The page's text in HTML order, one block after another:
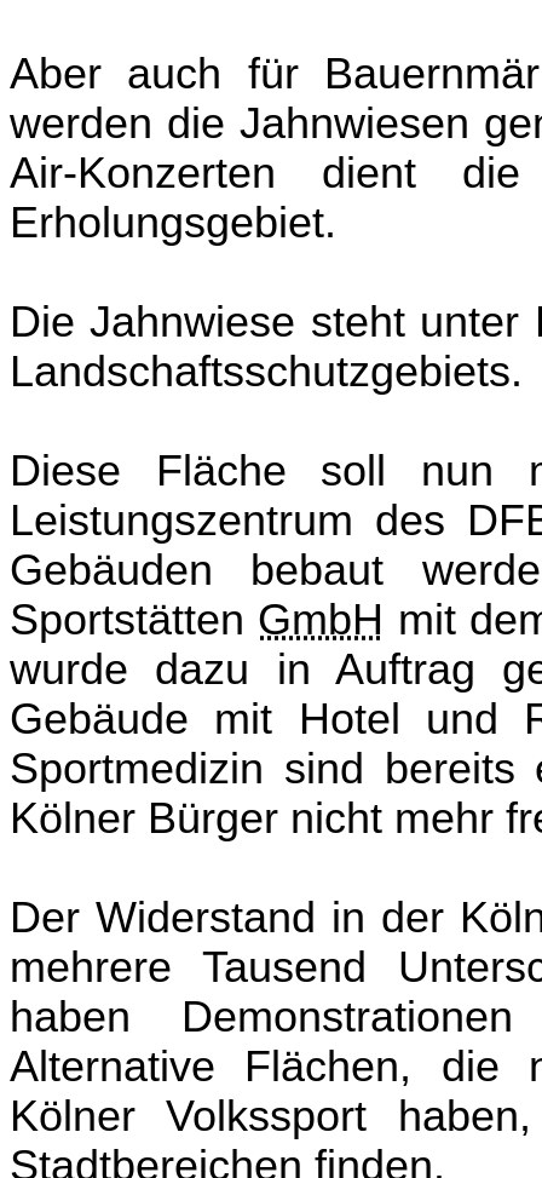
Aber auch für
werden die Jahnwiesen
Air-Konzerten dient
Erholungsgebiet.
Die Jahnwiese steht unter
Landschaftsschutzgebiets.
Diese Fläche soll nun
Leistungszentrum des
Gebäuden bebaut
Sportstätten GmbH mit
wurde dazu in Auftrag
Gebäude mit Hotel und
Sportmedizin sind
Kölner Bürger nicht mehr
Der Widerstand in der
mehrere Tausend
haben
Alternative Flächen, die
Kölner Volkssport
Stadtbereichen finden.